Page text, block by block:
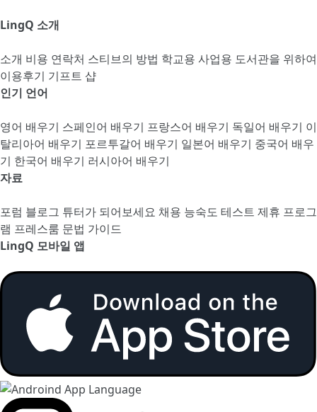
LingQ 소개
소개 비용 연락처 스티브의 방법 학교용 사업용 도서관을 위하여
이용후기 기프트 샵
인기 언어
영어 배우기 스페인어 배우기 프랑스어 배우기 독일어 배우기 이
탈리아어 배우기 포르투갈어 배우기 일본어 배우기 중국어 배우
기 한국어 배우기 러시아어 배우기
자료
포럼 블로그 튜터가 되어보세요 채용 능숙도 테스트 제휴 프로그
램 프레스룸 문법 가이드
LingQ 모바일 앱